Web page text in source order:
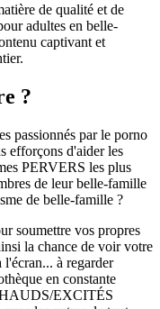
de qualité et de
adultes en belle-
captivant et
?
passionnés par le porno
efforçons d'aider les
PERVERS les plus
de leur belle-famille
de belle-famille ?
soumettre vos propres
la chance de voir votre
à regarder
en constante
EXCITÉS